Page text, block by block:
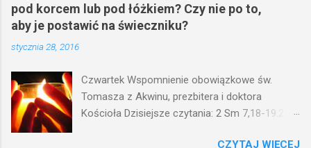
pod korcem lub pod łóżkiem? Czy nie po to,
aby je postawić na świeczniku?
stycznia 28, 2016
Czwartek Wspomnienie obowiązkowe św.
Tomasza z Akwinu, prezbitera i doktora
Kościoła Dzisiejsze czytania: 2 Sm 7,18-19.24-
CZYTAJ WIĘCEJ